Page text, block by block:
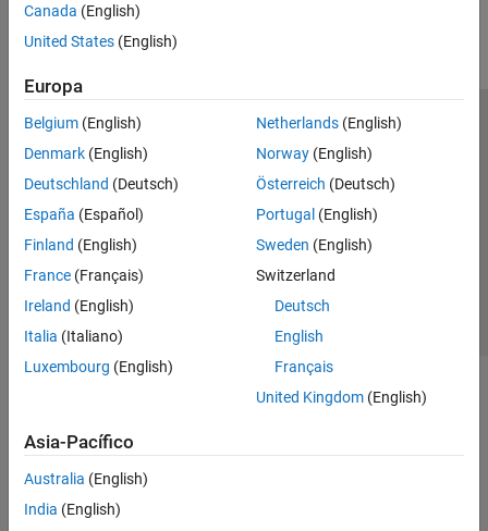
Canada (English)
United States (English)
Europa
Belgium (English)
Denmark (English)
Deutschland (Deutsch)
España (Español)
Finland (English)
France (Français)
Ireland (English)
Italia (Italiano)
Luxembourg (English)
Netherlands(English)
Norway(English)
Österreich (Deutsch)
Portugal (English)
Sweden (English)
Switzerland
Deutsch
English
Français
United Kingdom(English)
Asia-Pacífico
Australia (English)
India (English)
Centro de confianza
Marcas comerciales
Política de privacidad
Antipiratería
Estado de las aplicaciones
Información de contacto
© 1994-2026 The MathWorks, Inc.